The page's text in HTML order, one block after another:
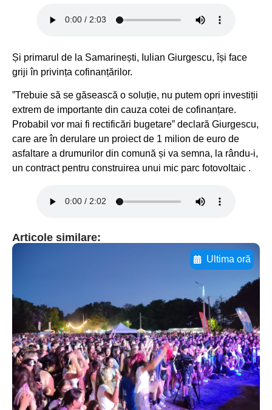
Și primarul de la Samarinești, Iulian Giurgescu, își face
griji în privința cofinanțărilor.
”Trebuie să se găsească o soluție, nu putem opri investiții
extrem de importante din cauza cotei de cofinanțare.
Probabil vor mai fi rectificări bugetare” declară Giurgescu,
care are în derulare un proiect de 1 milion de euro de
asfaltare a drumurilor din comună și va semna, la rându-i,
un contract pentru construirea unui mic parc fotovoltaic .
Articole similare:
Ultima oră
Adaugă aici textul pentru
subtitluAdaugă aici
textul pentru
subtitluAdaugă aici
textul pentru
subtitluAdaugă aici
textul pentru subti